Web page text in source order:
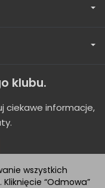
klubu.
ciekawe informacje,
wszystkich
“Odmowa”